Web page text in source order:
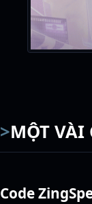
MỘT VÀI
Code